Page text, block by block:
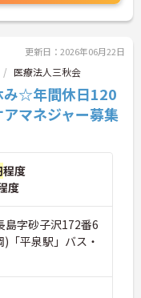
更新日：2026年06月22日
医療法人三秋会
み☆年間休日120
マネジャー募集
程度
度
島字砂子沢172番6
「平泉駅」バス・